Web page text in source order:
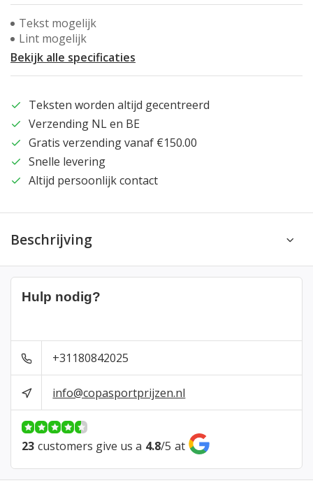
Tekst mogelijk
Lint mogelijk
Bekijk alle specificaties
Teksten worden altijd gecentreerd
Verzending NL en BE
Gratis verzending vanaf €150.00
Snelle levering
Altijd persoonlijk contact
Beschrijving
Hulp nodig?
+31180842025
info@copasportprijzen.nl
23 customers give us a 4.8/5 at